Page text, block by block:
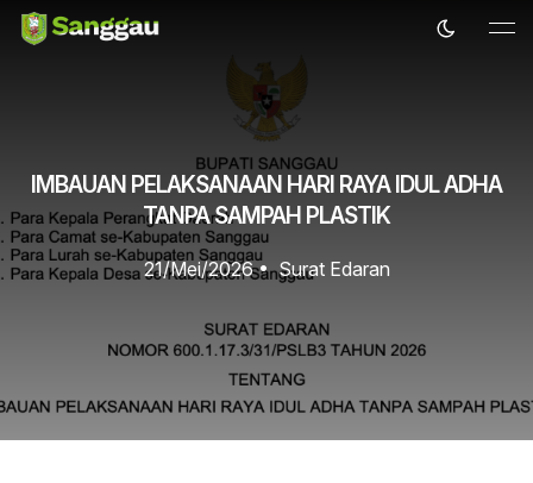
IMBAUAN PELAKSANAAN HARI RAYA IDUL ADHA
TANPA SAMPAH PLASTIK
21/Mei/2026•Surat Edaran